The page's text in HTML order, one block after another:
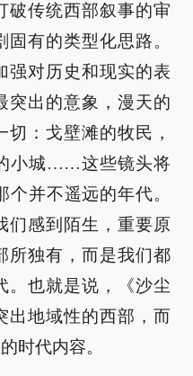
破传统西部叙事的审
有的类型化思路。
强对历史和现实的表
突出的意象，漫天的
：戈壁滩的牧民，
小城……这些镜头将
并不遥远的年代。
们感到陌生，重要原
所独有，而是我们都
。也就是说，《沙尘
出地域性的西部，而
时代内容。